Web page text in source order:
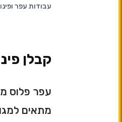
עבודות עפר
קבלן
עפר פלוס
מתאים